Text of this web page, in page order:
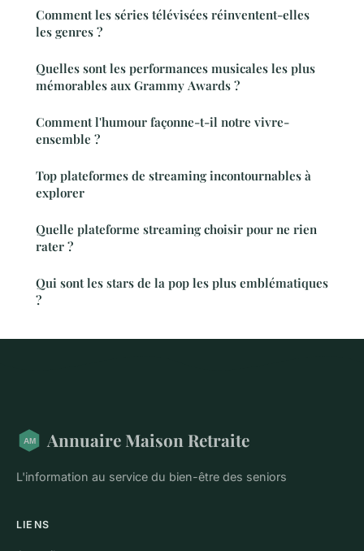
Comment les séries télévisées réinventent-elles
les genres ?
Quelles sont les performances musicales les plus
mémorables aux Grammy Awards ?
Comment l'humour façonne-t-il notre vivre-
ensemble ?
Top plateformes de streaming incontournables à
explorer
Quelle plateforme streaming choisir pour ne rien
rater ?
Qui sont les stars de la pop les plus emblématiques
?
Annuaire Maison Retraite
L'information au service du bien-être des seniors
LIENS